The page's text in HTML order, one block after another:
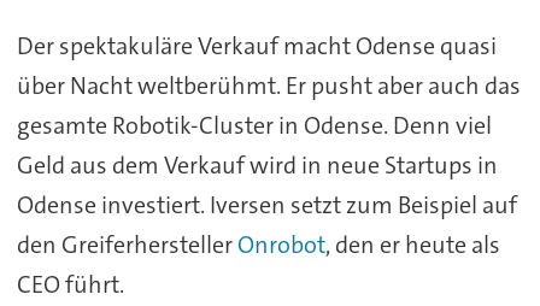
Der spektakuläre Verkauf macht Odense quasi
über Nacht weltberühmt. Er pusht aber auch das
gesamte Robotik-Cluster in Odense. Denn viel
Geld aus dem Verkauf wird in neue Startups in
Odense investiert. Iversen setzt zum Beispiel auf
den GreiferherstellerOnrobot, den er heute als
CEO führt.